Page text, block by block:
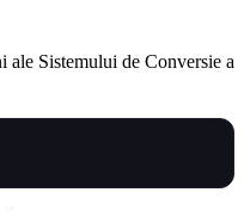
ale Sistemului de Conversie a